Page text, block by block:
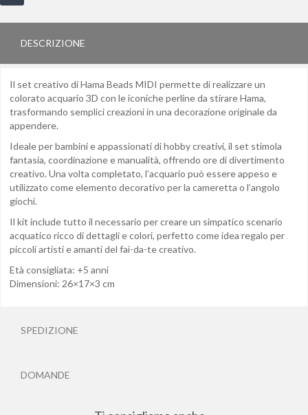
DESCRIZIONE
Il set creativo di Hama Beads MIDI permette di realizzare un
colorato acquario 3D con le iconiche perline da stirare Hama,
trasformando semplici creazioni in una decorazione originale da
appendere.
Ideale per bambini e appassionati di hobby creativi, il set stimola
fantasia, coordinazione e manualità, offrendo ore di divertimento
creativo. Una volta completato, l’acquario può essere appeso e
utilizzato come elemento decorativo per la cameretta o l’angolo
giochi.
Il kit include tutto il necessario per creare un simpatico scenario
acquatico ricco di dettagli e colori, perfetto come idea regalo per
piccoli artisti e amanti del fai-da-te creativo.
Età consigliata: +5 anni
Dimensioni: 26×17×3 cm
SPEDIZIONE
DOMANDE